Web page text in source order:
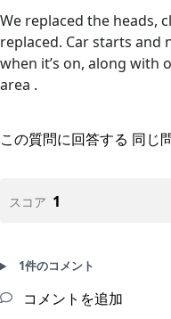
We replaced the heads,
replaced. Car starts and
when it’s on, along with
area .
この質問に回答する 同じ
スコア 1
1件のコメント
コメントを追加